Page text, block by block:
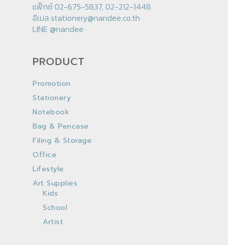
แฟ็กซ์ 02-675-5837, 02-212-1448
อีเมล stationery@nandee.co.th
LINE @nandee
PRODUCT
Promotion
Stationery
Notebook
Bag & Pencase
Filing & Storage
Office
Lifestyle
Art Supplies
Kids
School
Artist